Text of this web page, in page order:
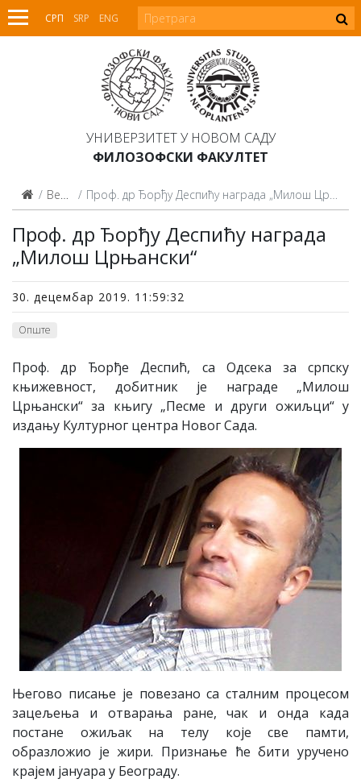
СРП SRP ENG
УНИВЕРЗИТЕТ У НОВОМ САДУ
ФИЛОЗОФСКИ ФАКУЛТЕТ
Вести Проф. др Ђорђу Деспићу награда „Милош Црњански“
Проф. др Ђорђу Деспићу награда
„Милош Црњански“
30. децембар 2019. 11:59:32
Опште
Проф. др Ђорђе Деспић, са Одсека за српску
књижевност, добитник је награде „Милош
Црњански“ за књигу „Песме и други ожиљци“ у
издању Културног центра Новог Сада.
Његово писање је повезано са сталним процесом
зацељења и отварања ране, чак и онда када
постане ожиљак на телу које све памти,
образложио је жири. Признање ће бити уручено
крајем јануара у Београду.